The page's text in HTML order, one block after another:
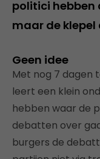
politici hebben
maar de
Geen idee
Met nog 7 dagen
leert een klein
hebben waar de
debatten over
burgers de